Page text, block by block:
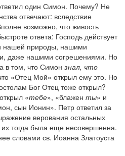
один Симон. Почему? Не
отвечают: вследствие
возможно, что живость
ответа: Господь действует
нашей природы, нашими
даже нашими согрешениями. Но
в том, что Симон знал, что
«Отец Мой» открыл ему это. Но
Бог Отец тоже открыл?
«тебе», «блажен ты» и
сын Ионин». Петр ответил за
верования остальных
их тогда была еще несовершенна.
словами св. Иоанна Златоуста